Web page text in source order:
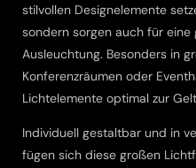
stilvollen Designelemente
sondern sorgen auch für
Ausleuchtung. Besonders in
Konferenzräumen oder
Lichtelemente optimal zur
Individuell gestaltbar und in
fügen sich diese großen